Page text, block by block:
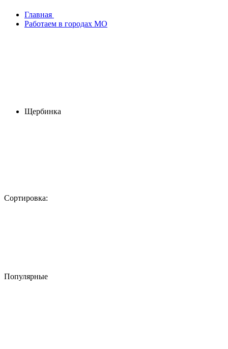
Главная
Работаем в городах МО
Щербинка
Сортировка:
Популярные